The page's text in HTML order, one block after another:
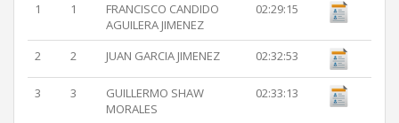
1
1
FRANCISCO CANDIDO
AGUILERA JIMENEZ
02:29:15
2 2 JUAN GARCIA JIMENEZ 02:32:53
3 3
GUILLERMO SHAW
MORALES
02:33:13